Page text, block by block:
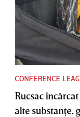
CONFERENCE
Rucsac
alte substanţe,